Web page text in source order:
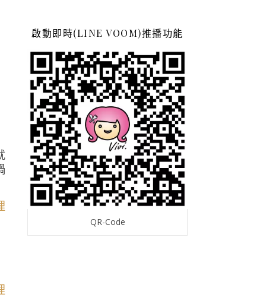
啟動即時(LINE VOOM)推播功能
QR-Code